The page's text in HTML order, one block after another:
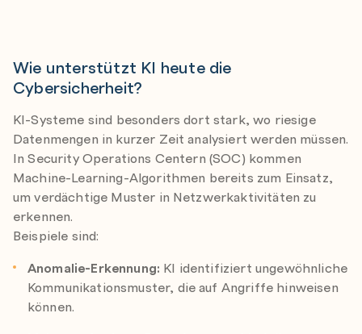
Wie unterstützt KI heute die
Cybersicherheit?
KI-Systeme sind besonders dort stark, wo riesige
Datenmengen in kurzer Zeit analysiert werden müssen.
In Security Operations Centern (SOC) kommen
Machine-Learning-Algorithmen bereits zum Einsatz,
um verdächtige Muster in Netzwerkaktivitäten zu
erkennen.
Beispiele sind:
Anomalie-Erkennung: KI identifiziert ungewöhnliche
Kommunikationsmuster, die auf Angriffe hinweisen
können.